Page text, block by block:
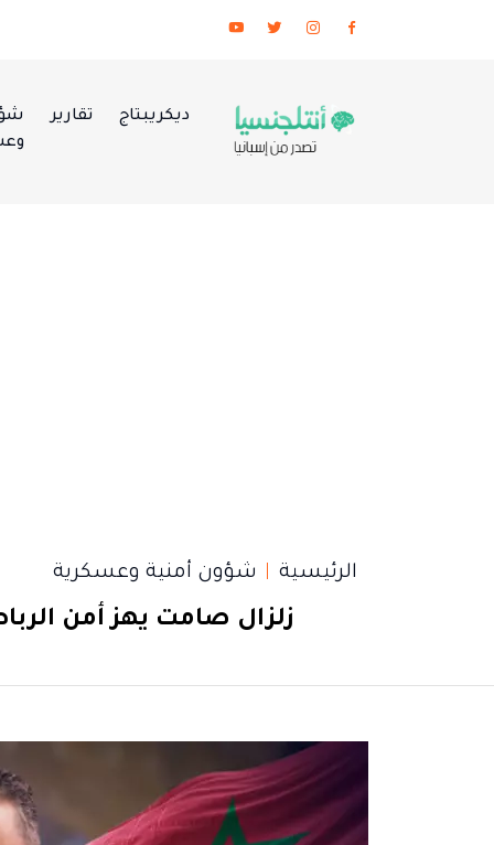
ديكريبتاج تقارير
الرئيسية شؤون أمنية وعسكرية
زلزال صامت يهز أمن